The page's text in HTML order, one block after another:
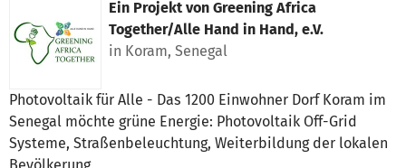
Ein Projekt von Greening Africa
Together/Alle Hand in Hand, e.V.
in Koram, Senegal
Photovoltaik für Alle - Das 1200 Einwohner Dorf Koram im
Senegal möchte grüne Energie: Photovoltaik Off-Grid
Systeme, Straßenbeleuchtung, Weiterbildung der lokalen